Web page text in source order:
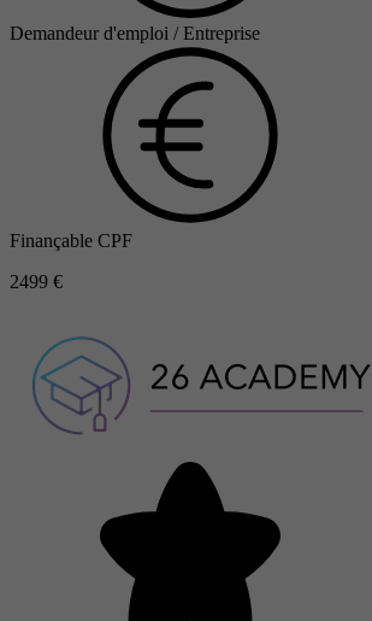
Demandeur d'emploi / Entreprise
Finançable CPF
2499 €